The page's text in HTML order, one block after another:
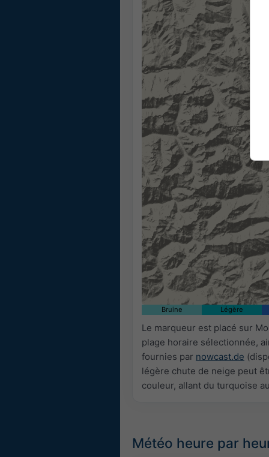
Bruine Légère
Le marqueur est placé sur
plage horaire sélectionnée,
fournies par nowcast.de
légère chute de neige peut
couleur, allant du turquoise
Météo heure par